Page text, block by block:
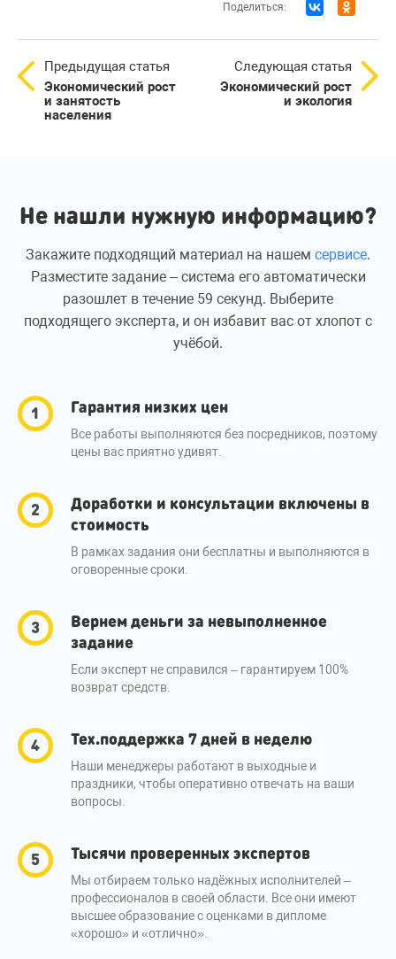
Поделиться:
Предыдущая статья
Экономический рост
и занятость
населения
Следующая статья
Экономический рост
и экология
Не нашли нужную информацию?
Закажите подходящий материал на нашем сервисе.
Разместите задание – система его автоматически
разошлет в течение 59 секунд. Выберите
подходящего эксперта, и он избавит вас от хлопот с
учёбой.
Гарантия низких цен
Все работы выполняются без посредников, поэтому
цены вас приятно удивят.
Доработки и консультации включены в
стоимость
В рамках задания они бесплатны и выполняются в
оговоренные сроки.
Вернем деньги за невыполненное
задание
Если эксперт не справился – гарантируем 100%
возврат средств.
Тех.поддержка 7 дней в неделю
Наши менеджеры работают в выходные и
праздники, чтобы оперативно отвечать на ваши
вопросы.
Тысячи проверенных экспертов
Мы отбираем только надёжных исполнителей –
профессионалов в своей области. Все они имеют
высшее образование с оценками в дипломе
«хорошо» и «отлично».